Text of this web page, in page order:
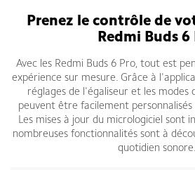
Prenez le contrôle de
Redmi Buds 6
Avec les Redmi Buds 6 Pro, tout est
expérience sur mesure. Grâce à
réglages de l'égaliseur et les modes
peuvent être facilement personnalisés
Les mises à jour du micrologiciel sont
nombreuses fonctionnalités sont à
quotidien sonore.